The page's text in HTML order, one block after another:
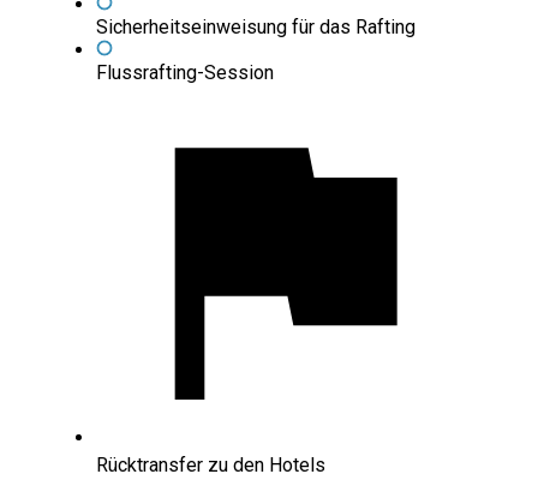
Sicherheitseinweisung für das Rafting
Flussrafting-Session
Rücktransfer zu den Hotels